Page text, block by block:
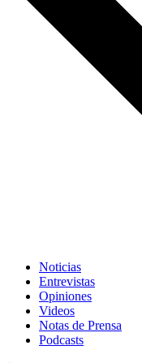
Noticias
Entrevistas
Opiniones
Videos
Notas de Prensa
Podcasts